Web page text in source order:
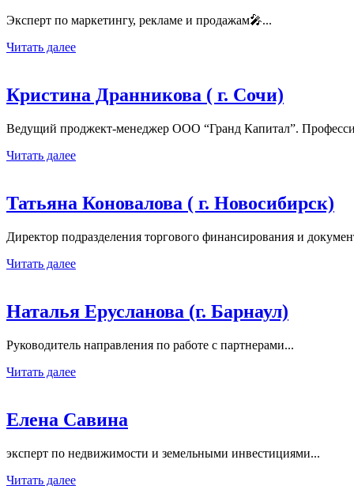
Эксперт по маркетингу, рекламе и продажам🎤...
Читать далее
Кристина Дранникова ( г. Сочи)
Ведущий проджект-менеджер ООО “Гранд Капитал”.
Читать далее
Татьяна Коновалова ( г. Новосибирск)
Директор подразделения торгового финансирования и
Читать далее
Наталья Ерусланова (г. Барнаул)
Руководитель направления по работе с партнерами...
Читать далее
Елена Савина
эксперт по недвижимости и земельными инвестициями...
Читать далее